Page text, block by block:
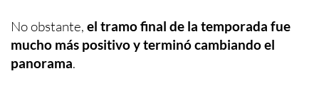
No obstante, el tramo final de la temporada fue
mucho más positivo y terminó cambiando el
panorama.